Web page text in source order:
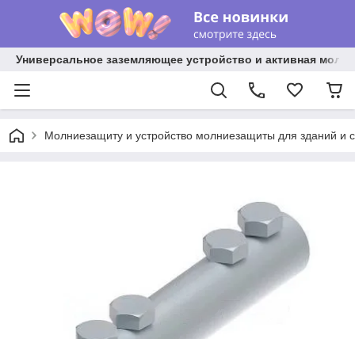
Универсальное заземляющее устройство и активная
Молниезащиту и устройство молниезащиты для зданий и